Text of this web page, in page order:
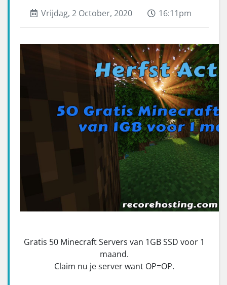
Vrijdag, 2 October, 2020 16:11pm
Gratis 50 Minecraft Servers van 1GB SSD voor 1
maand.
Claim nu je server want OP=OP.